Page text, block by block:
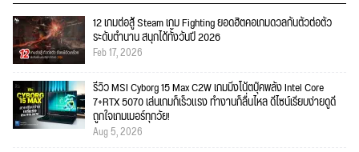
12 เกมต่อสู้ Steam เกม Fighting ยอดฮิตคอเกมดวลกันตัวต่อตัว
ระดับตำนาน สนุกได้ทั้งวันปี 2026
Feb 17, 2026
รีวิว MSI Cyborg 15 Max C2W เกมมิ่งโน้ตบุ๊คพลัง Intel Core
7+RTX 5070 เล่นเกมก็เร็วแรง ทำงานก็ลื่นไหล ดีไซน์เรียบง่ายดูดี
ถูกใจเกมเมอร์ทุกวัย!
Aug 5, 2026